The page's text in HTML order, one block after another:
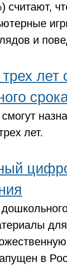
считают,
и
лет
лет.
для
в